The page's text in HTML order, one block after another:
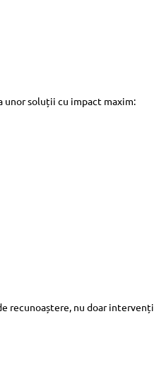
soluții cu impact maxim:
recunoaștere, nu doar